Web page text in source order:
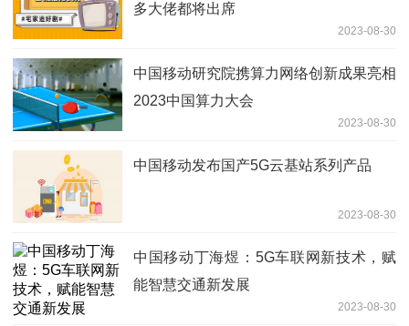
多大佬都将出席
2023-08-30
中国移动研究院携算力网络创新成果亮相
2023中国算力大会
2023-08-30
中国移动发布国产5G云基站系列产品
2023-08-30
中国移动丁海煜：5G车联网新技术，赋
能智慧交通新发展
2023-08-30